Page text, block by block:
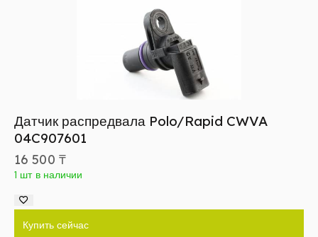
Датчик распредвала Polo/Rapid CWVA
04C907601
16 500 ₸
1 шт в наличии
Купить сейчас